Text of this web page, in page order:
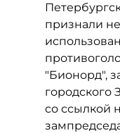
признали
"Бионорд",
городского
со ссылкой